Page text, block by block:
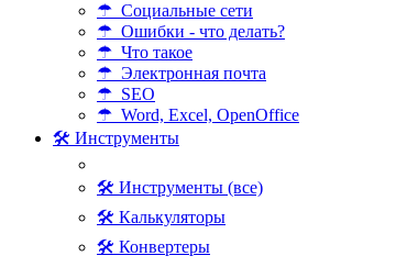
☂ Социальные сети
☂ Ошибки - что делать?
☂ Что такое
☂ Электронная почта
☂ SEO
☂ Word, Excel, OpenOffice
🛠 Инструменты
🛠 Инструменты (все)
🛠 Калькуляторы
🛠 Конвертеры